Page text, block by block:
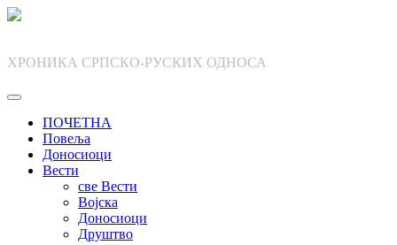
Skip
ХРОНИКА СРПСКО-РУСКИХ ОДНОСА
ПОЧЕТНА
Повеља
Доносиоци
Вести
све Вести
Војска
Доносиоци
Друштво